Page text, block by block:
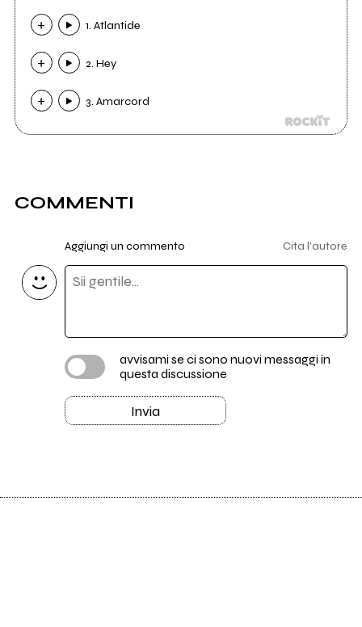
1. Atlantide
2. Hey
3. Amarcord
COMMENTI
Aggiungi un commento Cita l'autore
avvisami se ci sono nuovi messaggi in
questa discussione
Invia